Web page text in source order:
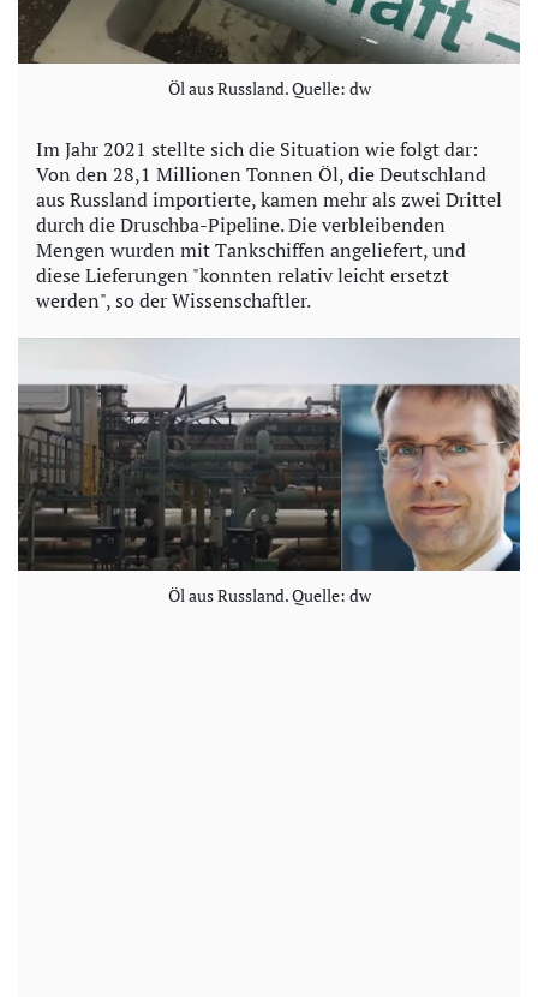
Öl aus Russland. Quelle: dw
Im Jahr 2021 stellte sich die Situation wie folgt dar:
Von den 28,1 Millionen Tonnen Öl, die Deutschland
aus Russland importierte, kamen mehr als zwei Drittel
durch die Druschba-Pipeline. Die verbleibenden
Mengen wurden mit Tankschiffen angeliefert, und
diese Lieferungen "konnten relativ leicht ersetzt
werden", so der Wissenschaftler.
Öl aus Russland. Quelle: dw